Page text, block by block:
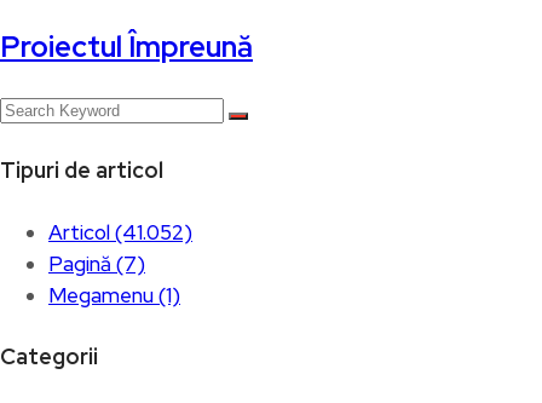
Proiectul Împreună
Tipuri de articol
Articol (41.052)
Pagină (7)
Megamenu (1)
Categorii